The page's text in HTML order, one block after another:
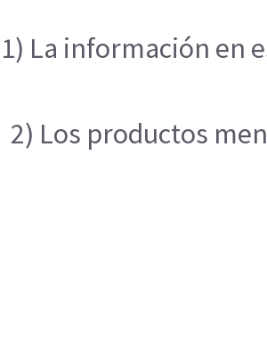
1) La información en
2) Los productos